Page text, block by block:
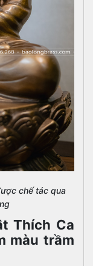
chế tác qua
Thích Ca
màu trầm